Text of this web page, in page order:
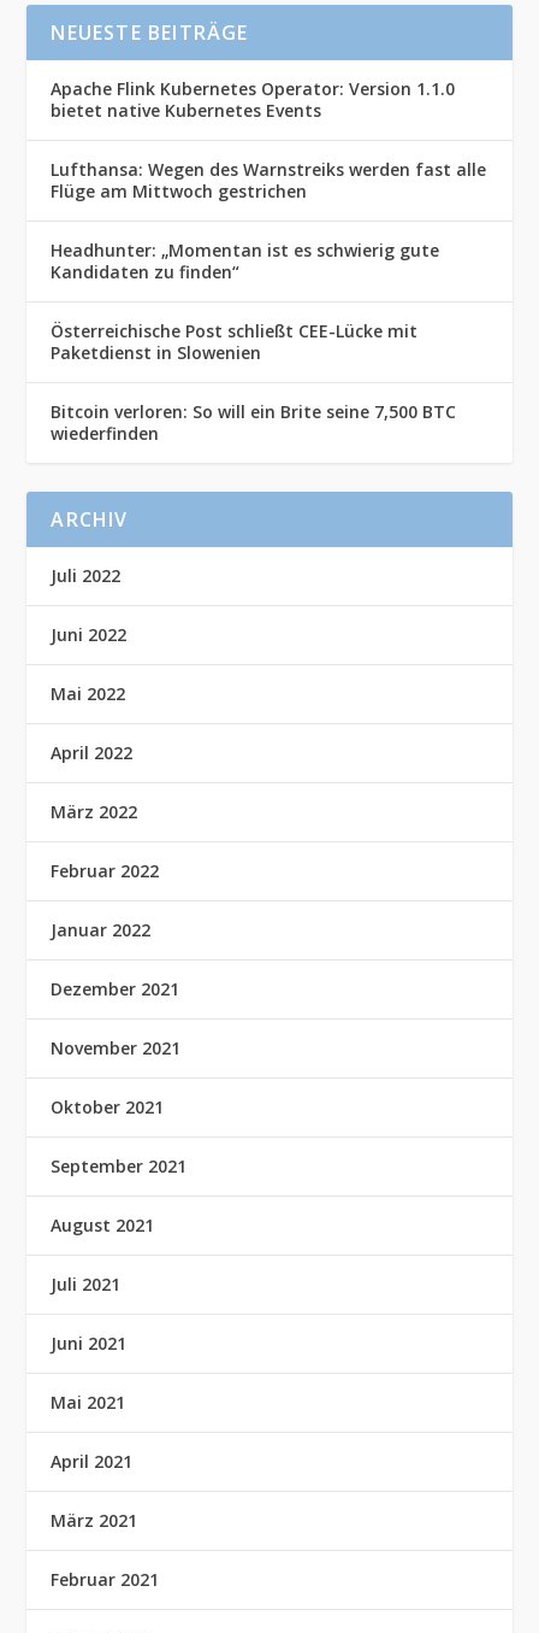
NEUESTE BEITRÄGE
Apache Flink Kubernetes Operator: Version 1.1.0
bietet native Kubernetes Events
Lufthansa: Wegen des Warnstreiks werden fast alle
Flüge am Mittwoch gestrichen
Headhunter: „Momentan ist es schwierig gute
Kandidaten zu finden“
Österreichische Post schließt CEE-Lücke mit
Paketdienst in Slowenien
Bitcoin verloren: So will ein Brite seine 7,500 BTC
wiederfinden
ARCHIV
Juli 2022
Juni 2022
Mai 2022
April 2022
März 2022
Februar 2022
Januar 2022
Dezember 2021
November 2021
Oktober 2021
September 2021
August 2021
Juli 2021
Juni 2021
Mai 2021
April 2021
März 2021
Februar 2021